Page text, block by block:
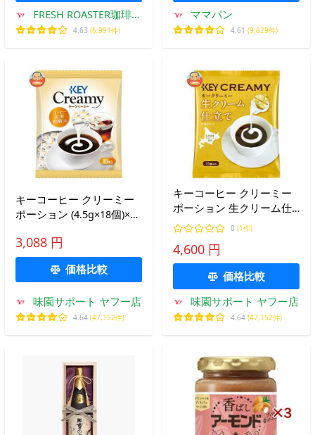
FRESH ROASTER珈琲問
屋 Yahoo!店
4.63 (6,991件)
ママパン
4.61 (9,629件)
キーコーヒー クリーミー
ポーション (4.5g×18個)×20
3,088 円
価格比較
味園サポート ヤフー店
4.64 (47,152件)
キーコーヒー クリーミー
ポーション 生クリーム仕
立て 4.5ml×15個×20袋入｜
送料別
0 (1件)
4,600 円
価格比較
味園サポート ヤフー店
4.64 (47,152件)